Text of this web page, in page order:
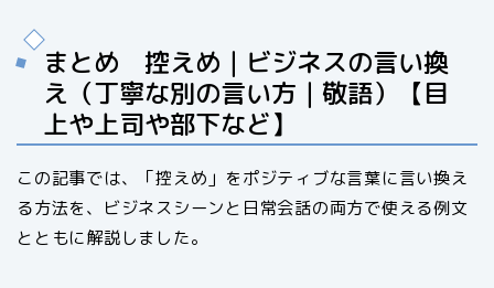
まとめ 控えめ｜ビジネスの言い換
え（丁寧な別の言い方｜敬語）【目
上や上司や部下など】
この記事では、「控えめ」をポジティブな言葉に言い換え
る方法を、ビジネスシーンと日常会話の両方で使える例文
とともに解説しました。